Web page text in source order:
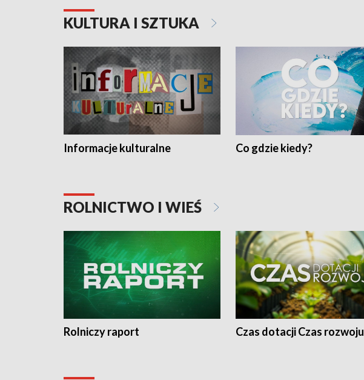
KULTURA I SZTUKA
Informacje kulturalne Co gdzie kiedy?
ROLNICTWO I WIEŚ
Rolniczy raport Czas dotacji Czas rozwoju